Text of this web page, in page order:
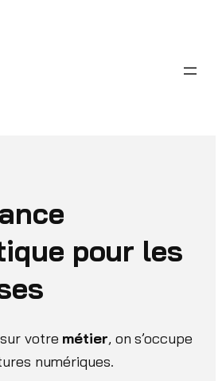
pour les
votre métier, on s’occupe
numériques.